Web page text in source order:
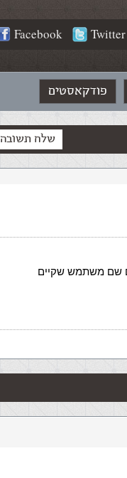
Facebook Twitter
פודקאסטים
שלח תשובה
שם משתמש שקיים